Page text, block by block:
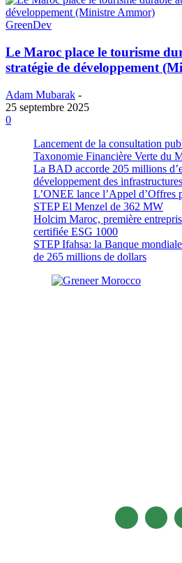
GreenDev
Le Maroc place le tourisme
stratégie de développement
Adam Mubarak -
25 septembre 2025
0
Lancement de la consultation
Taxonomie Financière Verte du
La BAD accorde 205 millions
développement des
L’ONEE lance l’Appel d’Offres
STEP El Menzel de 362 MW
Holcim Maroc, première
certifiée ESG 1000
STEP Ifahsa: la Banque
de 265 millions de dollars